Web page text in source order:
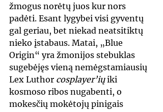
žmogus norėtų juos kur nors
padėti. Esant lygybei visi gyventų
gal geriau, bet niekad neatsitiktų
nieko įstabaus. Matai, „Blue
Origin“ yra žmonijos stebuklas
sugebėjęs vieną nemėgstamiausių
Lex Luthor cosplayer’ių iki
kosmoso ribos nugabenti, o
mokesčių mokėtojų pinigais